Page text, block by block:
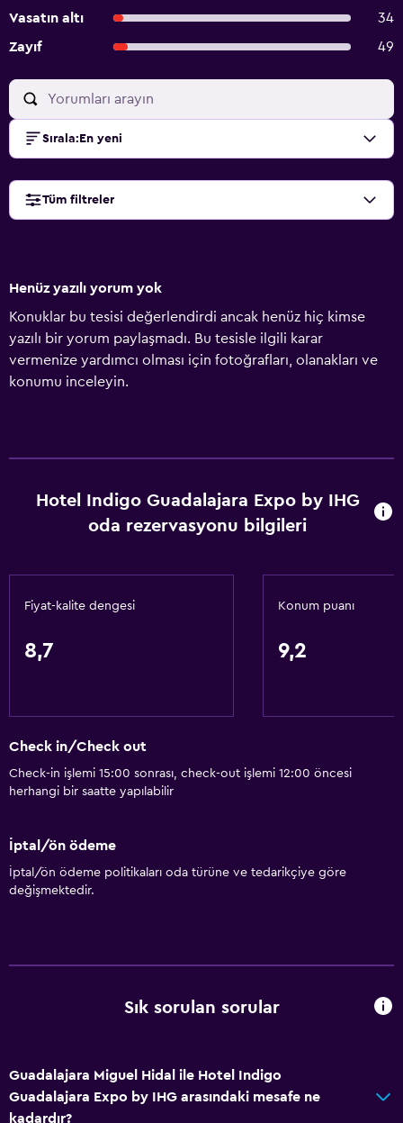
Vasatın altı
34
Zayıf
49
Sırala: En yeni
Tüm filtreler
Henüz yazılı yorum yok
Konuklar bu tesisi değerlendirdi ancak henüz hiç kimse
yazılı bir yorum paylaşmadı. Bu tesisle ilgili karar
vermenize yardımcı olması için fotoğrafları, olanakları ve
konumu inceleyin.
Hotel Indigo Guadalajara Expo by IHG
oda rezervasyonu bilgileri
Fiyat-kalite dengesi
8,7
Konum puanı
9,2
Check in/Check out
Check-in işlemi 15:00 sonrası, check-out işlemi 12:00 öncesi
herhangi bir saatte yapılabilir
İptal/ön ödeme
İptal/ön ödeme politikaları oda türüne ve tedarikçiye göre
değişmektedir.
Sık sorulan sorular
Guadalajara Miguel Hidal ile Hotel Indigo
Guadalajara Expo by IHG arasındaki mesafe ne
kadardır?